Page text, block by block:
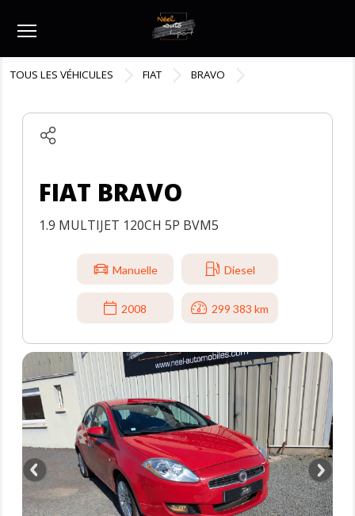
TOUS LES VÉHICULES FIAT BRAVO
FIAT BRAVO
1.9 MULTIJET 120CH 5P BVM5
Manuelle Diesel
2008 299 383 km